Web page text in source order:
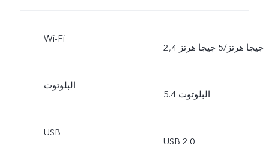
Wi-Fi
2,4 جيجا هرتز/5 جيجا هرتز
البلوتوث
البلوتوث 5.4
USB
USB 2.0